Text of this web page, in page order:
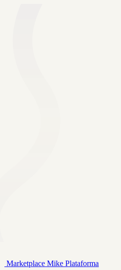
Marketplace Mike Plataforma